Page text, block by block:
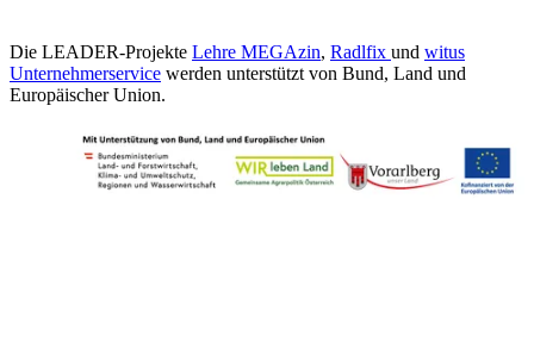
Die LEADER-Projekte Lehre MEGAzin, Radlfix und witus
Unternehmerservice werden unterstützt von Bund, Land und
Europäischer Union.